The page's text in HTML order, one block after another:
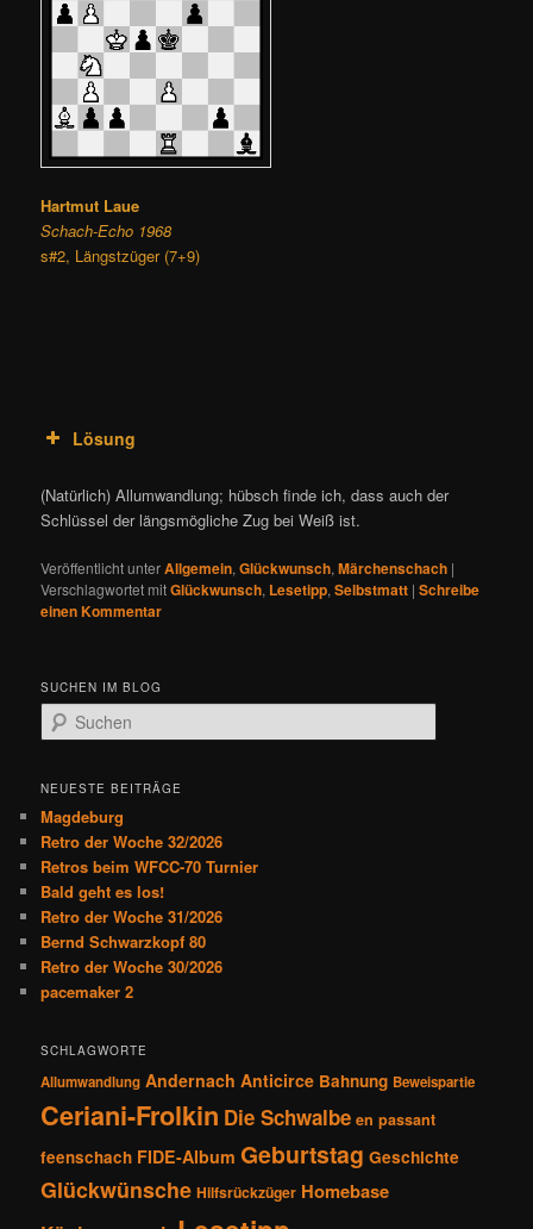
Hartmut Laue
Schach-Echo 1968
s#2, Längstzüger (7+9)
Lösung
(Natürlich) Allumwandlung; hübsch finde ich, dass auch der
Schlüssel der längsmögliche Zug bei Weiß ist.
Veröffentlicht unterAllgemein,Glückwunsch,Märchenschach |
Verschlagwortet mitGlückwunsch, Lesetipp,Selbstmatt |Schreibe
einen Kommentar
SUCHEN IM BLOG
u
h
n
NEUESTE BEITRÄGE
Magdeburg
Retro der Woche 32/2026
Retros beim WFCC-70 Turnier
Bald geht es los!
Retro der Woche 31/2026
Bernd Schwarzkopf 80
Retro der Woche 30/2026
pacemaker 2
SCHLAGWORTE
Allumwandlung Andernach Anticirce Bahnung Beweispartie
Ceriani-Frolkin Die Schwalbe en passant
feenschach FIDE-Album Geburtstag Geschichte
Glückwünsche Hilfsrückzüger Homebase